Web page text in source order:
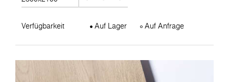
Verfügbarkeit Auf Lager Auf Anfrage